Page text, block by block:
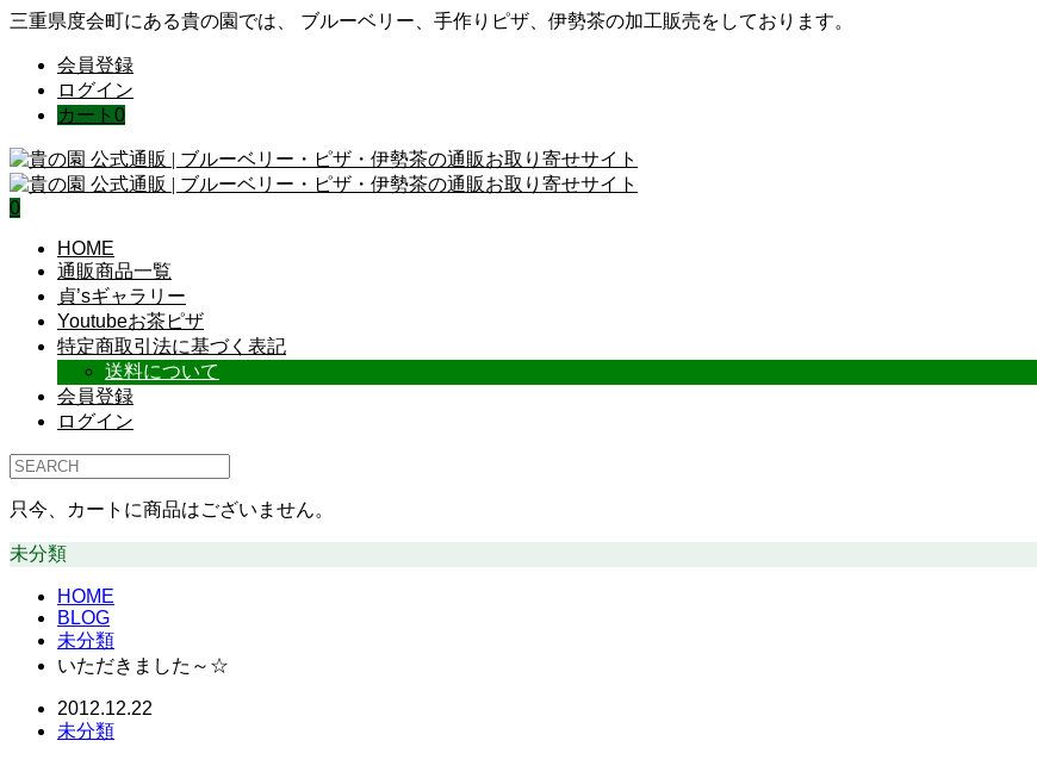
三重県度会町にある貴の園では、 ブルーベリー、手作りピザ、伊勢茶の加工販売をしております。
会員登録
ログイン
カート 0
0
HOME
通販商品一覧
貞’sギャラリー
Youtubeお茶ピザ
特定商取引法に基づく表記
送料について
会員登録
ログイン
只今、カートに商品はございません。
未分類
HOME
BLOG
未分類
いただきました～☆
2012.12.22
未分類